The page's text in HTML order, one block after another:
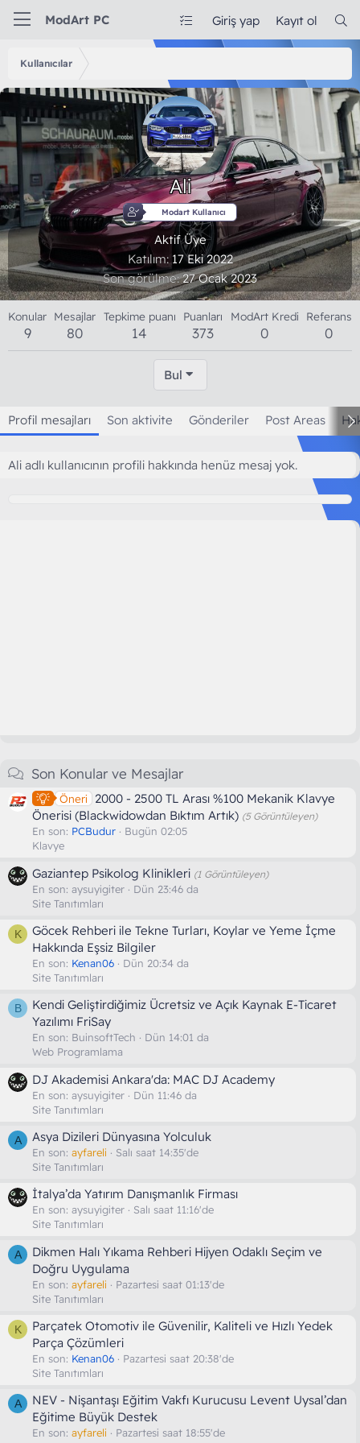
ModArt PC Giriş yap Kayıt ol
Kullanıcılar
Ali
Modart Kullanıcı
Aktif Üye
Katılım 17 Eki 2022
Son görülme 27 Ocak 2023
Konular
9
Mesajlar
80
Tepkime puanı
14
Puanları
373
ModArt Kredi
0
Referans
0
Bul
Profil mesajları Son aktivite Gönderiler Post Areas
Ali adlı kullanıcının profili hakkında henüz mesaj yok.
Son Konular ve Mesajlar
Öneri
2000 - 2500 TL Arası %100 Mekanik Klavye
Önerisi (Blackwidowdan Bıktım Artık) (5 Görüntüleyen)
En son: PCBudur
Bugün 02:05
Klavye
Gaziantep Psikolog Klinikleri (1 Görüntüleyen)
En son: aysuyigiter
Dün 23:46 da
Site Tanıtımları
K
Göcek Rehberi ile Tekne Turları, Koylar ve Yeme İçme
Hakkında Eşsiz Bilgiler
En son: Kenan06
Dün 20:34 da
Site Tanıtımları
B
Kendi Geliştirdiğimiz Ücretsiz ve Açık Kaynak E-Ticaret
Yazılımı FriSay
En son: BuinsoftTech
Dün 14:01 da
Web Programlama
DJ Akademisi Ankara'da: MAC DJ Academy
En son: aysuyigiter
Dün 11:46 da
Site Tanıtımları
A Asya Dizileri Dünyasına Yolculuk
En son: ayfareli
Salı saat 14:35'de
Site Tanıtımları
İtalya’da Yatırım Danışmanlık Firması
En son: aysuyigiter
Salı saat 11:16'de
Site Tanıtımları
A
Dikmen Halı Yıkama Rehberi Hijyen Odaklı Seçim ve
Doğru Uygulama
En son: ayfareli
Pazartesi saat 01:13'de
Site Tanıtımları
K
Parçatek Otomotiv ile Güvenilir, Kaliteli ve Hızlı Yedek
Parça Çözümleri
En son: Kenan06
Pazartesi saat 20:38'de
Site Tanıtımları
A
NEV - Nişantaşı Eğitim Vakfı Kurucusu Levent Uysal’dan
Eğitime Büyük Destek
En son: ayfareli
Pazartesi saat 18:55'de